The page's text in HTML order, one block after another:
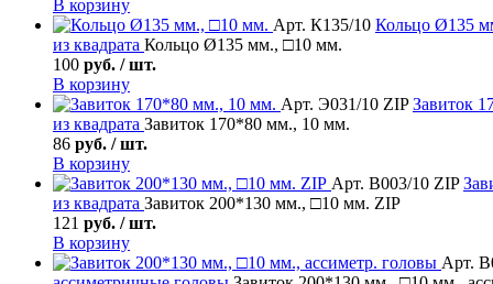
В корзину
Арт. К135/10 Кольцо Ø135
из квадрата Кольцо Ø135 мм., □10 мм.
100 руб. / шт.
В корзину
Арт. Э031/10 ZIP Завиток
из квадрата Завиток 170*80 мм., 10 мм.
86 руб. / шт.
В корзину
Арт. В003/10 ZIP
из квадрата Завиток 200*130 мм., □10 мм. ZIP
121 руб. / шт.
В корзину
Арт.